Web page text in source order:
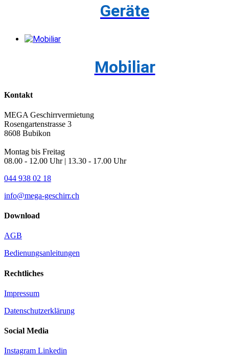
Geräte
Mobiliar
Kontakt
MEGA Geschirrvermietung
Rosengartenstrasse 3
8608 Bubikon
Montag bis Freitag
08.00 - 12.00 Uhr | 13.30 - 17.00 Uhr
044 938 02 18
info@mega-geschirr.ch
Download
AGB
Bedienungsanleitungen
Rechtliches
Impressum
Datenschutzerklärung
Social Media
Instagram Linkedin